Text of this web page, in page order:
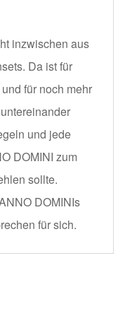
inzwischen aus
Da ist für
für noch mehr
und jede
DOMINI zum
sollte.
DOMINIs
für sich.